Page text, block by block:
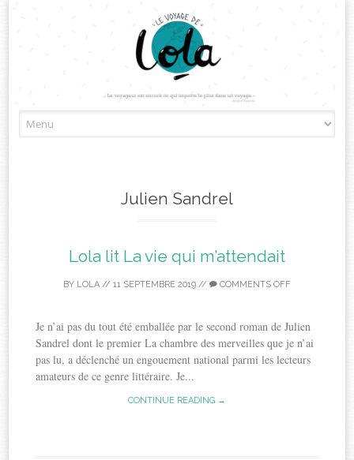
to
Julien Sandrel
Lola lit La vie qui m’attendait
BY LOLA // 11 SEPTEMBRE 2019 // COMMENTS OFF
Je n’ai pas du tout été emballée par le second roman de Julien
Sandrel dont le premier La chambre des merveilles que je n’ai
pas lu, a déclenché un engouement national parmi les lecteurs
amateurs de ce genre littéraire. Je...
CONTINUE READING →